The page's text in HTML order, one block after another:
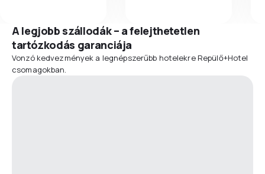
A legjobb szállodák – a felejthetetlen
tartózkodás garanciája
Vonzó kedvezmények a legnépszerűbb hotelekre Repülő+Hotel
csomagokban.